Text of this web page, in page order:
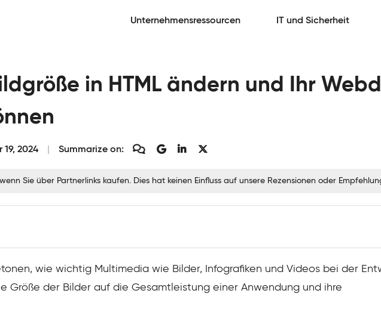
Unternehmensressourcen IT und Sicherheit
in HTML ändern und Ihr
2024 Summarize on:
Sie über Partnerlinks kaufen. Dies hat keinen Einfluss auf unsere Rezensionen oder
wie wichtig Multimedia wie Bilder, Infografiken und Videos bei der
Größe der Bilder auf die Gesamtleistung einer Anwendung und ihre